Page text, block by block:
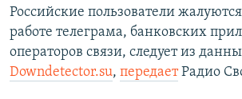
Все сайты РСЕ/РС
Российские пользователи
работе телеграма, банковских
операторов связи, следует из
Downdetector.su, передаетРадио